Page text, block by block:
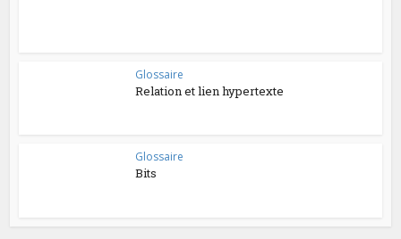
Glossaire
Relation et lien hypertexte
Glossaire
Bits